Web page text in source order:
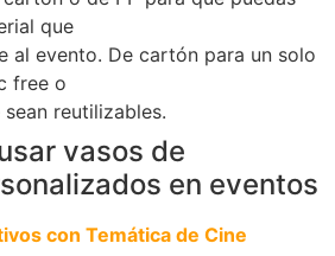
que
al evento. De cartón para un solo
free o
reutilizables.
vasos de
en eventos
con Temática de Cine